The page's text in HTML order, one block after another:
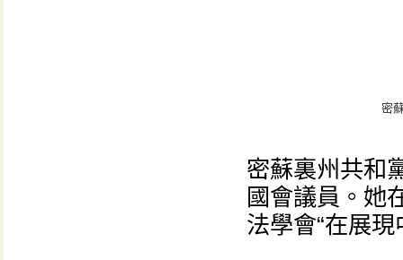
密
密蘇裏州共和
國會議員。她
法學會“在展